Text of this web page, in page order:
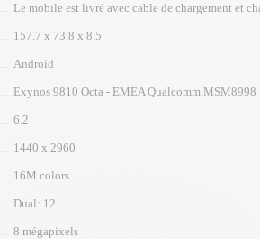
Le mobile est livré avec cable de chargement et
157.7 x 73.8 x 8.5
Android
Exynos 9810 Octa - EMEA Qualcomm
6.2
1440 x 2960
16M colors
Dual: 12
8 mégapixels